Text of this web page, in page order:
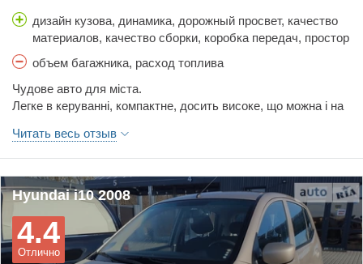
дизайн кузова, динамика, дорожный просвет, качество
материалов, качество сборки, коробка передач, простор
управляемость, цена, шумоизоляция
объем багажника, расход топлива
Чудове авто для міста.
Легке в керуванні, компактне, досить високе, що можна і на
Користувалася 4 роки - задоволена дуже!
Читать весь отзыв
Hyundai i10 2008
Отлично
4.4